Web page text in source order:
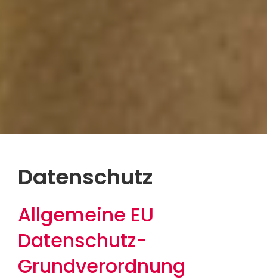
Datenschutz
Allgemeine EU
Datenschutz-
Grundverordnung